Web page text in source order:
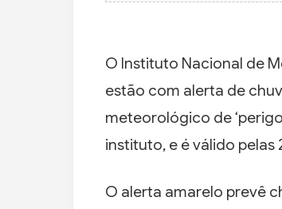
O Instituto Nacional de
estão com alerta de
meteorológico de
instituto, e é válido pelas
O alerta amarelo prevê